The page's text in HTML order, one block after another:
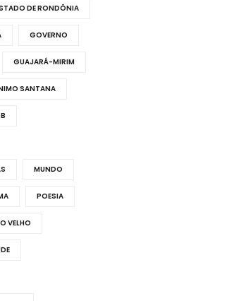
DE RONDÔNIA
GOVERNO
GUAJARÁ-MIRIM
SANTANA
MUNDO
POESIA
VELHO